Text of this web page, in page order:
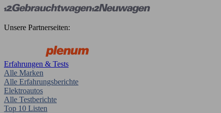
Unsere Partnerseiten:
Erfahrungen & Tests
Alle Marken
Alle Erfahrungsberichte
Elektroautos
Alle Testberichte
Top 10 Listen